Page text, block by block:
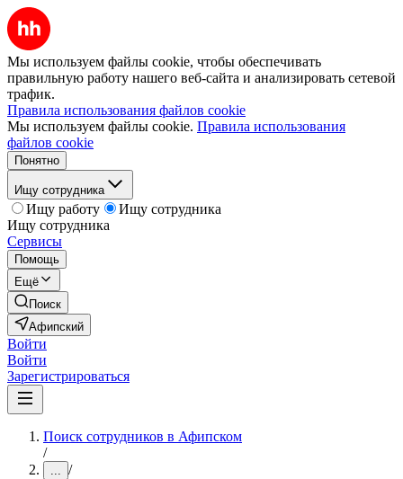
Мы используем файлы cookie, чтобы обеспечивать
правильную работу нашего веб-сайта и анализировать сетевой
трафик.
Правила использования файлов cookie
Мы используем файлы cookie. Правила использования
файлов cookie
Понятно
Ищу сотрудника
Ищу работу
Ищу сотрудника
Ищу сотрудника
Сервисы
Помощь
Ещё
Поиск
Афипский
Войти
Войти
Зарегистрироваться
Поиск сотрудников в Афипском
/
... /